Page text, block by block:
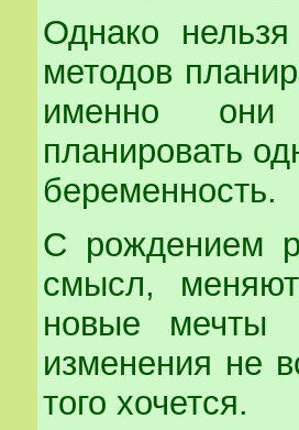
Однако
методов
именно они
планировать
беременность.
С рождением
смысл,
новые
изменения не
того хочется.